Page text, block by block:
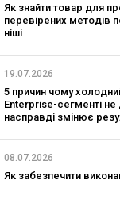
Як знайти товар для
перевірених методів
ніші
19.07.2026
5 причин чому
Enterprise-сегменті
насправді змінює
08.07.2026
Як забезпечити